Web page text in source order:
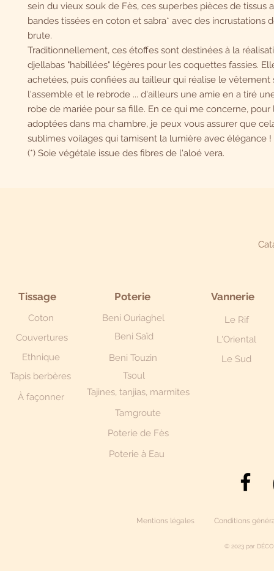
sein du vieux souk de Fès, ces superbes pièces de tissus
bandes tissées en coton et sabra* avec des incrustations
brute.
Traditionnellement, ces étoffes sont destinées à la
djellabas "habillées" légères pour les coquettes fassies.
achetées, puis confiées au tailleur qui réalise le vêtement
l'assemble et le rebrode ... d'ailleurs une amie en a tiré
robe de mariée pour sa fille. En ce qui me concerne, pour
adoptées dans ma chambre, je peux vous assurer que
sublimes voilages qui tamisent la lumière avec élégance !
(*) Soie végétale issue des fibres de l'aloé vera.
Tissage
Coton
Couvertures
Ethnique
Tapis berbères
À façonner
Poterie
Beni Ouriaghel
Beni Saïd
Beni Touzin
Vannerie
Le Rif
L'Oriental
Le Sud
Tsoul
Tajines, tanjias, marmites
Tamgroute
Poterie de Fès
Poterie à Eau
© 2023 par
Mentions légales Conditions